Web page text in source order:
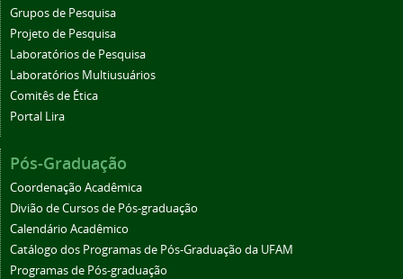
Grupos de Pesquisa
Projeto de Pesquisa
Laboratórios de Pesquisa
Laboratórios Multiusuários
Comitês de Ética
Portal Lira
Pós-Graduação
Coordenação Acadêmica
Divião de Cursos de Pós-graduação
Calendário Acadêmico
Catálogo dos Programas de Pós-Graduação da UFAM
Programas de Pós-graduação